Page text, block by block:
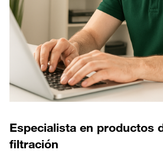
Especialista en productos
filtración